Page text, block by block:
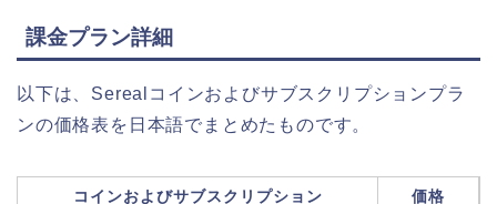
課金プラン詳細
以下は、Serealコインおよびサブスクリプションプラ
ンの価格表を日本語でまとめたものです。
コインおよびサブスクリプション 価格